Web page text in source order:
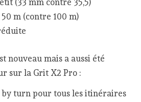
(33 mm contre 35,5)
m (contre 100 m)
nouveau mais a aussi été
sur la Grit X2 Pro :
turn pour tous les itinéraires